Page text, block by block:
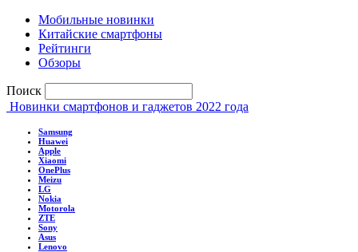
Мобильные новинки
Китайские смартфоны
Рейтинги
Обзоры
Поиск
Новинки смартфонов и гаджетов 2022 года
Samsung
Huawei
Apple
Xiaomi
OnePlus
Meizu
LG
Nokia
Motorola
ZTE
Sony
Asus
Lenovo